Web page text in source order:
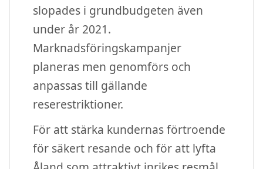
slopades i grundbudgeten även
under år 2021.
Marknadsföringskampanjer
planeras men genomförs och
anpassas till gällande
reserestriktioner.
För att stärka kundernas förtroende
för säkert resande och för att lyfta